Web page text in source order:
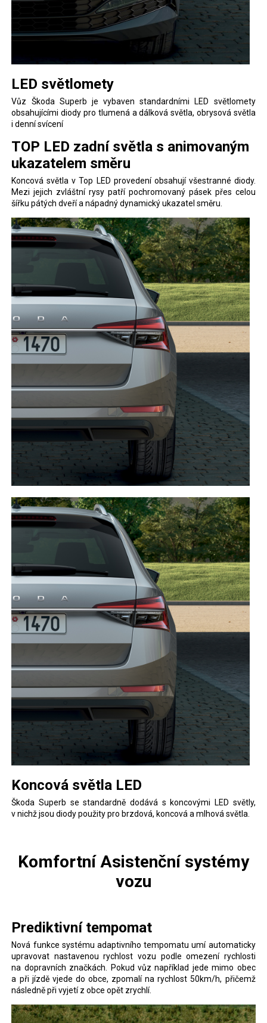
LED světlomety
Vůz Škoda Superb je vybaven standardními LED světlomety
obsahujícími diody pro tlumená a dálková světla, obrysová světla
i denní svícení
TOP LED zadní světla s animovaným
ukazatelem směru
Koncová světla v Top LED provedení obsahují všestranné diody.
Mezi jejich zvláštní rysy patří pochromovaný pásek přes celou
šířku pátých dveří a nápadný dynamický ukazatel směru.
Koncová světla LED
Škoda Superb se standardně dodává s koncovými LED světly,
v nichž jsou diody použity pro brzdová, koncová a mlhová světla.
Komfortní Asistenční systémy
vozu
Prediktivní tempomat
Nová funkce systému adaptivního tempomatu umí automaticky
upravovat nastavenou rychlost vozu podle omezení rychlosti
na dopravních značkách. Pokud vůz například jede mimo obec
a při jízdě vjede do obce, zpomalí na rychlost 50km/h, přičemž
následně při vyjetí z obce opět zrychlí.